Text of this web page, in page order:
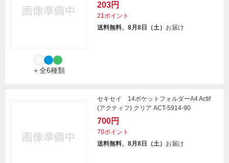
＋全6種類
203円
21ポイント
送料無料、8月8日（土） お届け
セキセイ 14ポケットフォルダーA4 Actif
(アクティフ) クリア ACT-5914-90
700円
70ポイント
送料無料、8月8日（土） お届け